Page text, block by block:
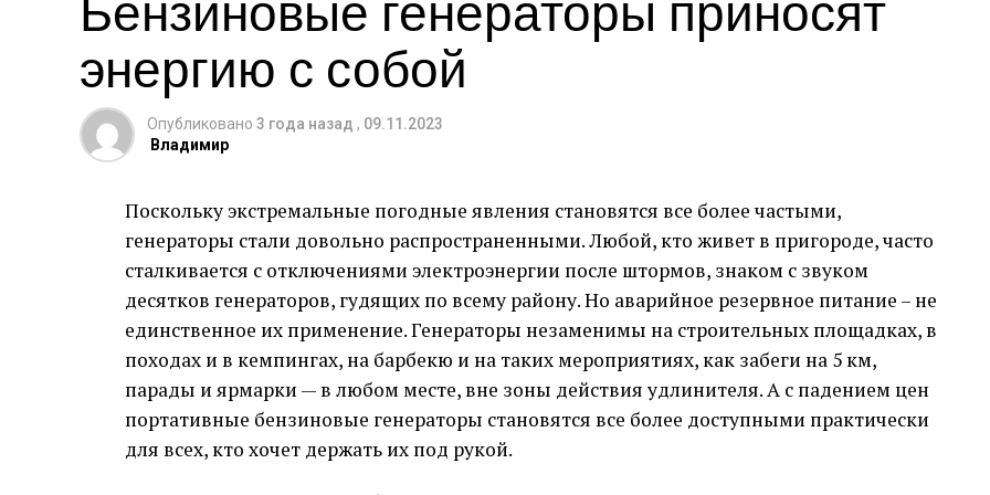
1) Четко сформулируйте требования к кандидатам, развернуто описывайте условия и
обязанности.
2) Размещайте вакансию на как можно большем количестве площадок.
3) Проверяйте рекомендации и опыт работы соискателей, не верьте на слово.
4) Предложите конкурентную заработную плату и социальные гарантии.
Дефицит кадров в Краснодаре – это реальная проблема, но ее можно решить,
используя современные методы поиска сотрудников. Важно быть креативным,
использовать различные каналы и предлагать привлекательные условия работы.
Мой первый опыт покупки наdiscountsale.market был связан с приобретением
лицензионного ключа для офисного пакета. Процесс был не только простым, но и
очень быстрым. Я оценил четкую и понятную систему оплаты, а также мгновенное
получение товара после покупки.
Поддержка Клиентов: Внимательные и Оперативные
Отдельно хочется отметить работу службы поддержки. Все мои вопросы были
рассмотрены быстро и профессионально, что является большим плюсом для любого
онлайн-магазина.
Безопасность Покупок: Мой Опыт
Безопасность онлайн-покупок всегда стоит на первом месте, и я был приятно удивлен,
насколько серьезно DiscountSale.Market подходит к этому вопросу. Прозрачность
сделок и надежные методы оплаты сделали мой опыт покупки максимально
энергию с собой
Опубликовано 3 года назад , 09.11.2023
Владимир
Поскольку экстремальные погодные явления становятся все более частыми,
генераторы стали довольно распространенными. Любой, кто живет в пригороде, часто
сталкивается с отключениями электроэнергии после штормов, знаком с звуком
десятков генераторов, гудящих по всему району. Но аварийное резервное питание – не
единственное их применение. Генераторы незаменимы на строительных площадках, в
походах и в кемпингах, на барбекю и на таких мероприятиях, как забеги на 5 км,
парады и ярмарки — в любом месте, вне зоны действия удлинителя. А с падением цен
портативные бензиновые генераторы становятся все более доступными практически
для всех, кто хочет держать их под рукой.